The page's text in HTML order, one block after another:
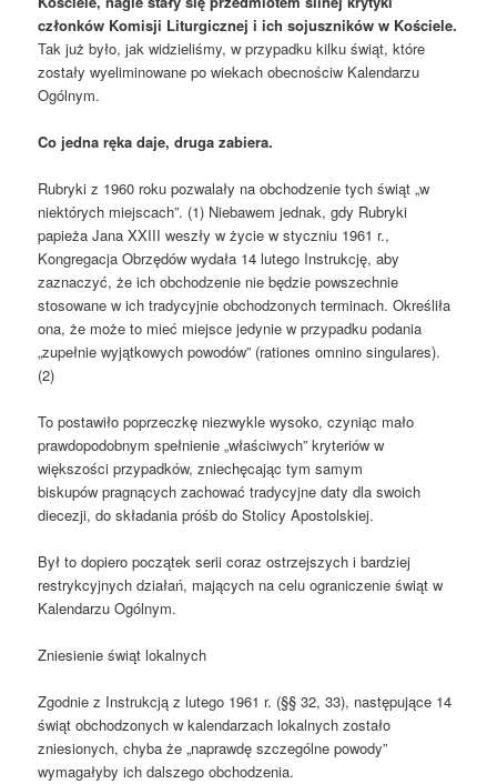
członków Komisji Liturgicznej i ich sojuszników w Kościele.
Tak już było, jak widzieliśmy, w przypadku kilku świąt, które
zostały wyeliminowane po wiekach obecnościw Kalendarzu
Ogólnym.
Co jedna ręka daje, druga zabiera.
Rubryki z 1960 roku pozwalały na obchodzenie tych świąt „w
niektórych miejscach”. (1) Niebawem jednak, gdy Rubryki
papieża Jana XXIII weszły w życie w styczniu 1961 r.,
Kongregacja Obrzędów wydała 14 lutego Instrukcję, aby
zaznaczyć, że ich obchodzenie nie będzie powszechnie
stosowane w ich tradycyjnie obchodzonych terminach. Określiła
ona, że może to mieć miejsce jedynie w przypadku podania
„zupełnie wyjątkowych powodów” (rationes omnino singulares).
(2)
To postawiło poprzeczkę niezwykle wysoko, czyniąc mało
prawdopodobnym spełnienie „właściwych” kryteriów w
większości przypadków, zniechęcając tym samym
biskupów pragnących zachować tradycyjne daty dla swoich
diecezji, do składania próśb do Stolicy Apostolskiej.
Był to dopiero początek serii coraz ostrzejszych i bardziej
restrykcyjnych działań, mających na celu ograniczenie świąt w
Kalendarzu Ogólnym.
Zniesienie świąt lokalnych
Zgodnie z Instrukcją z lutego 1961 r. (§§ 32, 33), następujące 14
świąt obchodzonych w kalendarzach lokalnych zostało
zniesionych, chyba że „naprawdę szczególne powody”
wymagałyby ich dalszego obchodzenia.